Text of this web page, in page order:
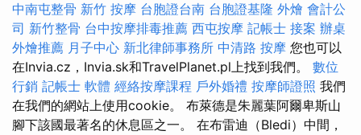
中南屯整骨 新竹 按摩 台胞證台南 台胞證基隆 外燴 會計公
司 新竹整骨 台中按摩排毒推薦 西屯按摩 記帳士 接案 辦桌
外燴推薦 月子中心 新北律師事務所 中清路 按摩 您也可以
在Invia.cz，Invia.sk和TravelPlanet.pl上找到我們。 數位
行銷 記帳士 軟體 經絡按摩課程 戶外婚禮 按摩師證照 我們
在我們的網站上使用cookie。 布萊德是朱麗葉阿爾卑斯山
腳下該國最著名的休息區之一。 在布雷迪（Bledi）中間，